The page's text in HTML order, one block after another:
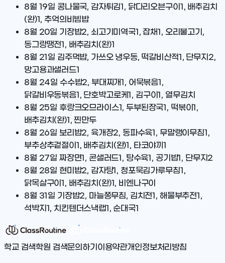
8월 19일 콩나물국, 감자튀김1, 닭다리오븐구이1, 배추김치
(완)1, 추억의비빔밥
8월 20일 기장밥2, 쇠고기미역국1, 잡채1, 오리불고기,
동그랑땡전1, 배추김치(완)1
8월 21일 김주먹밥, 가쓰오 냉우동, 떡갈비산적1, 단무지2,
망고용과샐러드1
8월 24일 수수밥2, 부대찌개1, 어묵볶음1,
닭갈비우동볶음1, 단호박고로케1, 김구이1, 열무김치
8월 25일 후랑크오므라이스1, 두부된장국1, 떡볶이1,
배추김치(완)1, 찐만두
8월 26일 보리밥2, 육개장2, 동파수육1, 무말랭이무침1,
부추상추겉절이1, 배추김치(완)1, 타코야끼1
8월 27일 짜장면1, 콘샐러드1, 탕수육1, 공기밥1, 단무지2
8월 28일 현미밥2, 감자탕1, 청포묵김가루무침1,
닭목살구이1, 배추김치(완)1, 비엔나구이
8월 31일 기장밥2, 마늘쫑무침, 김치전1, 해물부추전1,
석박지1, 치킨텐더스낵랩1, 순대국1
학교 검색학원 검색문의하기 이용약관개인정보처리방침